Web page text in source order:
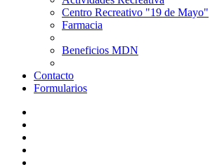
Centro Recreativo "19 de Mayo"
Farmacia
Beneficios MDN
Contacto
Formularios